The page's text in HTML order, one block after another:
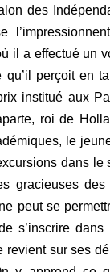
des
il a effectué un
qu’il perçoit en
institué aux
roi de
le
dans le
gracieuses des
peut se
s’inscrire
revient sur ses